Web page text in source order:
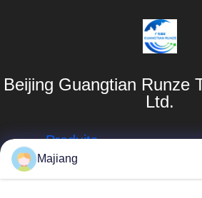
Beijing Guangtian Runze
Ltd.
Produits
Server Dells GPU
Majiang